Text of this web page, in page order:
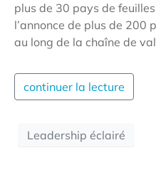
plus de 30 pays de
l’annonce de plus de 200
au long de la chaîne de
continuer la lecture
Leadership éclairé